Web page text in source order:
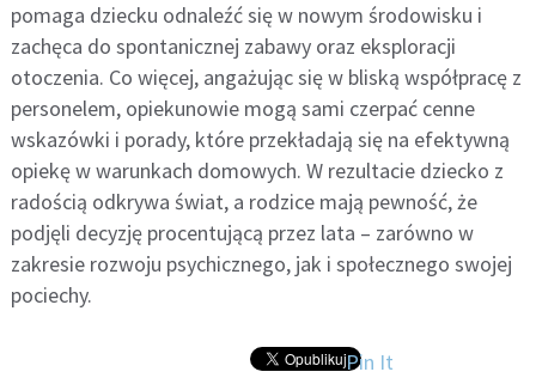
pomaga dziecku odnaleźć się w nowym środowisku i
zachęca do spontanicznej zabawy oraz eksploracji
otoczenia. Co więcej, angażując się w bliską współpracę z
personelem, opiekunowie mogą sami czerpać cenne
wskazówki i porady, które przekładają się na efektywną
opiekę w warunkach domowych. W rezultacie dziecko z
radością odkrywa świat, a rodzice mają pewność, że
podjęli decyzję procentującą przez lata – zarówno w
zakresie rozwoju psychicznego, jak i społecznego swojej
pociechy.
Pin It